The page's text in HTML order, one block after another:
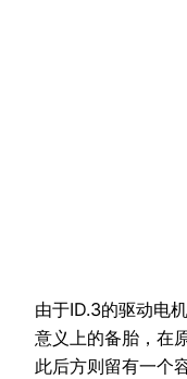
由于ID.3的驱动电
意义上的备胎，在
此后方则留有一个